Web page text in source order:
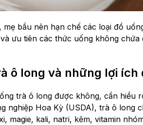
mẹ bầu nên hạn chế các loại đồ
ưu tiên các thức uống không
ô long và những lợi ích
trà ô long được không, cần hiểu
nghiệp Hoa Kỳ (USDA), trà ô long
magie, kali, natri, kẽm, vitamin